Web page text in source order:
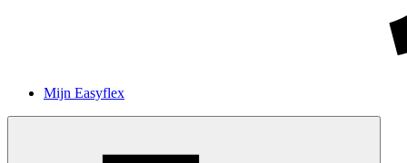
Mijn Easyflex